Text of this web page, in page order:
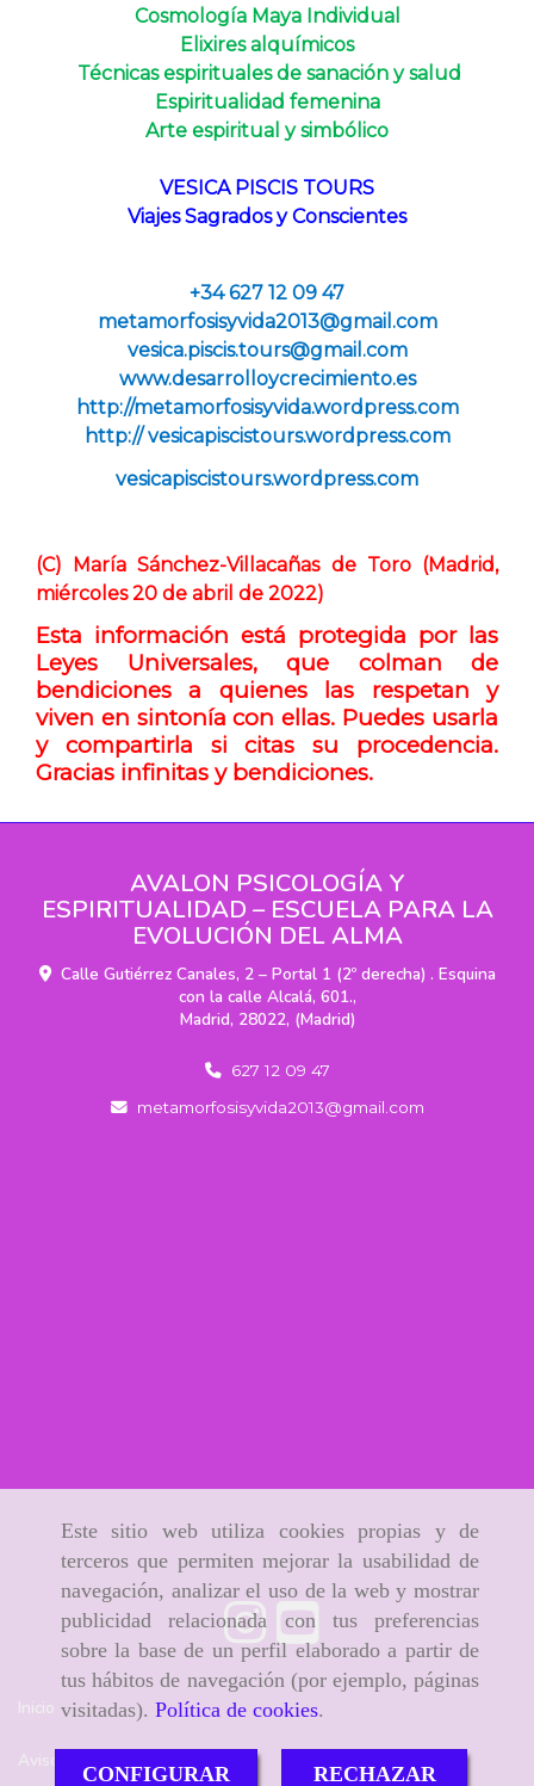
Este sitio web utiliza cookies propias y de
terceros que permiten mejorar la usabilidad de
navegación, analizar el uso de la web y mostrar
publicidad relacionada con tus preferencias
sobre la base de un perfil elaborado a partir de
tus hábitos de navegación (por ejemplo, páginas
visitadas). Política de cookies.
CONFIGURAR RECHAZAR
Cosmología Maya Individual
Elixires alquímicos
Técnicas espirituales de sanación y salud
Espiritualidad femenina
Arte espiritual y simbólico
VESICA PISCIS TOURS
Viajes Sagrados y Conscientes
+34 627 12 09 47
metamorfosisyvida2013
gmail.com
vesica.piscis.tours@gmail.com
www.desarrolloycrecimiento.es
http://metamorfosisyvida.wordpress.com
http:// vesicapiscistours.wordpress.com
vesicapiscistours.wordpress.com
(C) María Sánchez-Villacañas de Toro (Madrid,
miércoles 20 de abril de 2022)
Esta información está protegida por las
Leyes Universales, que colman de
bendiciones a quienes las respetan y
viven en sintonía con ellas. Puedes usarla
y compartirla si citas su procedencia.
Gracias infinitas y bendiciones.
AVALON PSICOLOGÍA Y
ESPIRITUALIDAD – ESCUELA PARA LA
EVOLUCIÓN DEL ALMA
Calle Gutiérrez Canales, 2 – Portal 1 (2º derecha) . Esquina
con la calle Alcalá, 601.,
Madrid, 28022, (Madrid)
627 12 09 47
metamorfosisyvida2013
gmail.com
Inicio
Aviso Legal